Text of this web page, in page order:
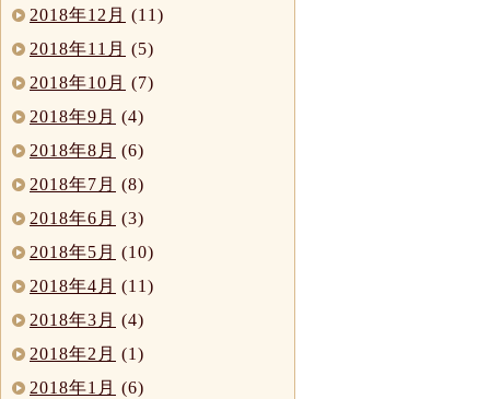
2018年12月 (11)
2018年11月 (5)
2018年10月 (7)
2018年9月 (4)
2018年8月 (6)
2018年7月 (8)
2018年6月 (3)
2018年5月 (10)
2018年4月 (11)
2018年3月 (4)
2018年2月 (1)
2018年1月 (6)